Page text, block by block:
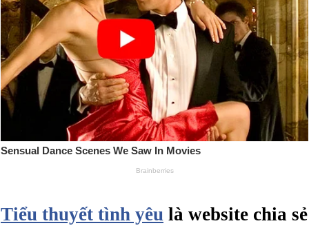
Tiểu thuyết tình yêu là website chia sẻ